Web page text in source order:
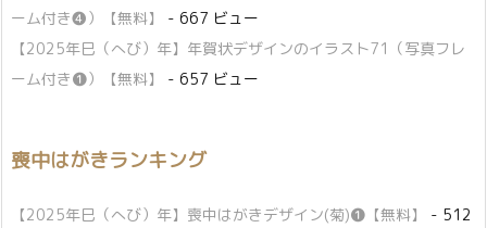
ーム付き❹）【無料】
- 667 ビュー
【2025年巳（へび）年】年賀状デザインのイラスト71（写真フレ
ーム付き❶）【無料】
- 657 ビュー
喪中はがきランキング
【2025年巳（へび）年】喪中はがきデザイン(菊)❶【無料】
- 512